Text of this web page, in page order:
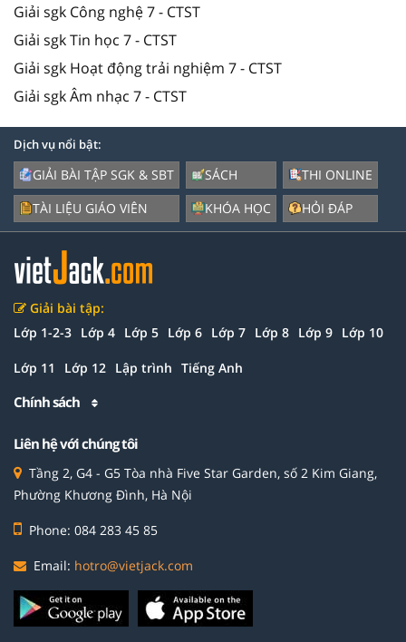
Giải sgk Công nghệ 7 - CTST
Giải sgk Tin học 7 - CTST
Giải sgk Hoạt động trải nghiệm 7 - CTST
Giải sgk Âm nhạc 7 - CTST
Dịch vụ nổi bật:
GIẢI BÀI TẬP SGK & SBT
TÀI LIỆU GIÁO VIÊN
SÁCH
KHÓA HỌC
THI ONLINE
HỎI ĐÁP
Giải bài tập:
Lớp 1-2-3 Lớp 4 Lớp 5 Lớp 6 Lớp 7 Lớp 8 Lớp 9 Lớp 10
Lớp 11 Lớp 12 Lập trình Tiếng Anh
Chính sách
Liên hệ với chúng tôi
Tầng 2, G4 - G5 Tòa nhà Five Star Garden, số 2 Kim Giang,
Phường Khương Đình, Hà Nội
Phone: 084 283 45 85
Email: hotro@vietjack.com